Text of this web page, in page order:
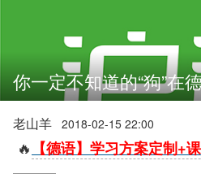
你一定不知道的“狗”在
老山羊 2018-02-15 22:00
🔥 【德语】学习方案定制+